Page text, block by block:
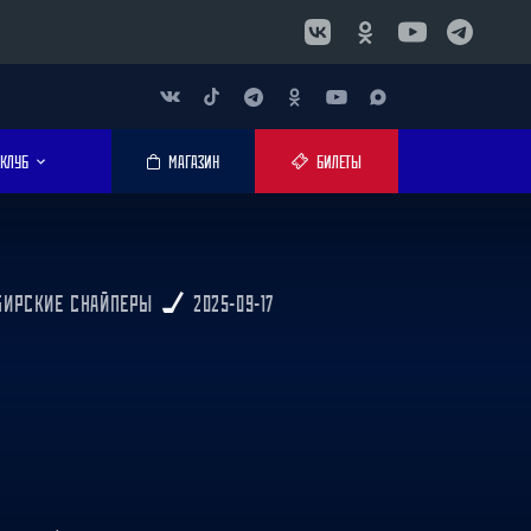
КЛУБ МАГАЗИН БИЛЕТЫ
СНАЙПЕРЫ 2025-09-17